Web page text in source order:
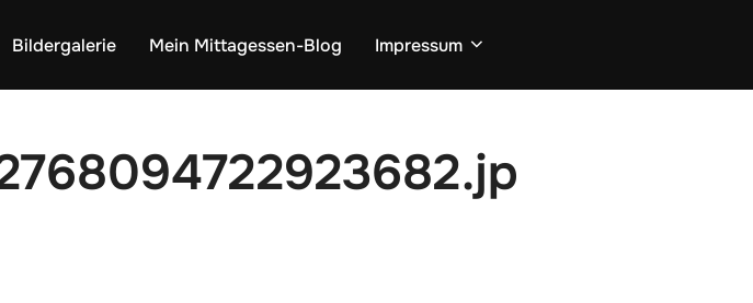
Bildergalerie Mein Mittagessen-Blog Impressum